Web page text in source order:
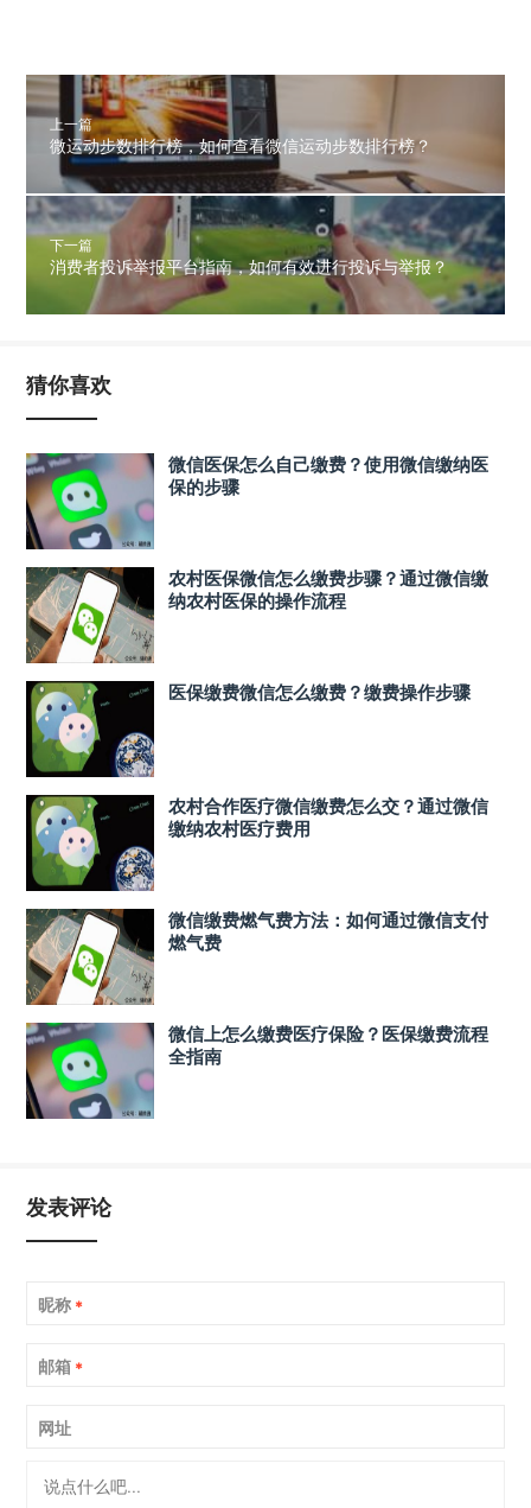
上一篇
微运动步数排行榜，如何查看微信运动步数排行榜？
下一篇
消费者投诉举报平台指南，如何有效进行投诉与举报？
猜你喜欢
微信医保怎么自己缴费？使用微信缴纳医
保的步骤
农村医保微信怎么缴费步骤？通过微信缴
纳农村医保的操作流程
医保缴费微信怎么缴费？缴费操作步骤
农村合作医疗微信缴费怎么交？通过微信
缴纳农村医疗费用
微信缴费燃气费方法：如何通过微信支付
燃气费
微信上怎么缴费医疗保险？医保缴费流程
全指南
发表评论
昵称 *
邮箱 *
网址